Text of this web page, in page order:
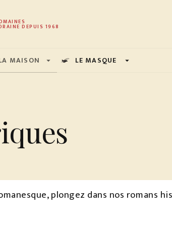
PIED DE PAGE
DEPUIS 1968
MAISON arrow_drop_down LE MASQUE arrow_drop_down
plongez dans nos romans